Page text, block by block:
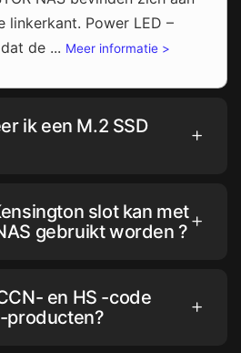
linkerkant. Power LED –
de ... Meer informatie >
ik een M.2 SSD
slot kan met
gebruikt worden ?
en HS -code
producten?